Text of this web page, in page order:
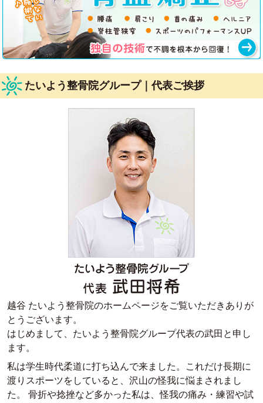
たいよう整骨院グループ｜代表ご挨拶
越谷 たいよう整骨院のホームページをご覧いただきありが
とうございます。
はじめまして、たいよう整骨院グループ代表の武田と申し
ます。
私は学生時代柔道に打ち込んで来ました。これだけ長期に
渡りスポーツをしていると、沢山の怪我に悩まされまし
た。 骨折や捻挫など多かった私は、怪我の痛み・練習や試